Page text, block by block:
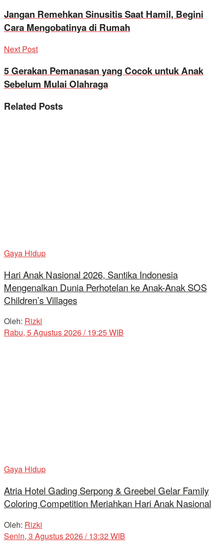
Jangan Remehkan Sinusitis Saat Hamil, Begini
Cara Mengobatinya di Rumah
Next Post
5 Gerakan Pemanasan yang Cocok untuk Anak
Sebelum Mulai Olahraga
Related Posts
Gaya Hidup
Hari Anak Nasional 2026, Santika Indonesia
Mengenalkan Dunia Perhotelan ke Anak-Anak SOS
Children’s Villages
Oleh: Rizki
Rabu, 5 Agustus 2026 / 19:25 WIB
Gaya Hidup
Atria Hotel Gading Serpong & Greebel Gelar Family
Coloring Competition Meriahkan Hari Anak Nasional
Oleh: Rizki
Senin, 3 Agustus 2026 / 13:32 WIB